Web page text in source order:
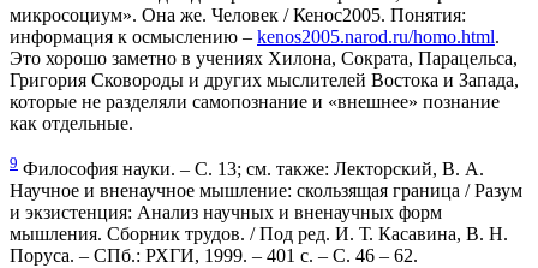
микросоциум». Она же. Человек / Кенос2005. Понятия:
информация к осмыслению – kenos2005.narod.ru/homo.html.
Это хорошо заметно в учениях Хилона, Сократа, Парацельса,
Григория Сковороды и других мыслителей Востока и Запада,
которые не разделяли самопознание и «внешнее» познание
как отдельные.
9 Философия науки. – С. 13; см. также: Лекторский, В. А.
Научное и вненаучное мышление: скользящая граница / Разум
и экзистенция: Анализ научных и вненаучных форм
мышления. Сборник трудов. / Под ред. И. Т. Касавина, В. Н.
Поруса. – СПб.: РХГИ, 1999. – 401 с. – С. 46 – 62.